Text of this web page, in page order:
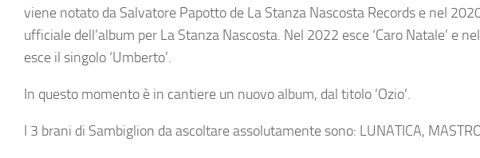
viene notato da Salvatore Papotto de La Stanza Nascosta Records e nel
ufficiale dell’album per La Stanza Nascosta. Nel 2022 esce ‘Caro Natale’ e
esce il singolo ‘Umberto’.
In questo momento è in cantiere un nuovo album, dal titolo ‘Ozio’.
I 3 brani di Sambiglion da ascoltare assolutamente sono: LUNATICA,